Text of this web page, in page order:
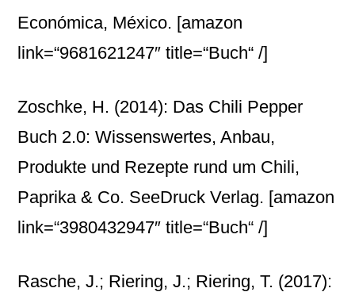
Económica, México. [amazon
link=“9681621247″ title=“Buch“ /]
Zoschke, H. (2014): Das Chili Pepper
Buch 2.0: Wissenswertes, Anbau,
Produkte und Rezepte rund um Chili,
Paprika & Co. SeeDruck Verlag. [amazon
link=“3980432947″ title=“Buch“ /]
Rasche, J.; Riering, J.; Riering, T. (2017):